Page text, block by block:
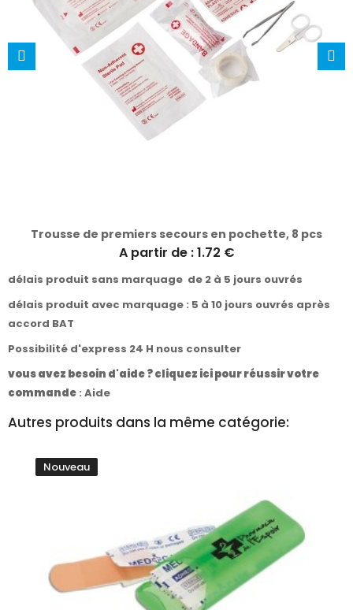
Trousse de premiers secours en pochette, 8 pcs
A partir de : 1.72 €
délais produit sans marquage de 2 à 5 jours ouvrés
délais produit avec marquage : 5 à 10 jours ouvrés après
accord BAT
Possibilité d'express 24 H nous consulter
vous avez besoin d'aide ? cliquez ici pour réussir votre
commande : Aide
Autres produits dans la même catégorie:
Nouveau